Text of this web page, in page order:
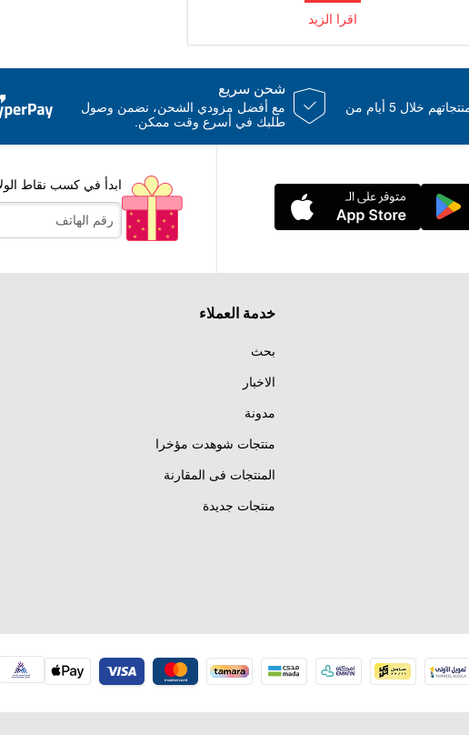
يمكن للعملاء إرجاع منتجاتهم خلال 5 أيام من
شحن سريع
مع أفضل مزودي الشحن، نضمن وصول
طلبك في أسرع وقت ممكن.
ابدأ في كسب نقاط
خدمة العملاء
بحث
الاخبار
مدونة
منتجات شوهدت مؤخرا
المنتجات فى المقارنة
منتجات جديدة
اقرا الزيد